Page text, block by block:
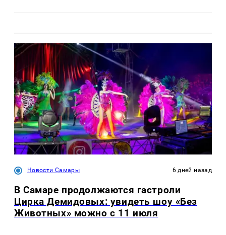
Новости Самары 6 дней назад
В Самаре продолжаются гастроли
Цирка Демидовых: увидеть шоу «Без
Животных» можно с 11 июля